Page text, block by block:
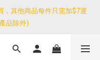
，其他商品每件只需加$7運
品除外)
，其他商品每件只需加$7運
品除外)
8外訪搜羅新產品，期間網